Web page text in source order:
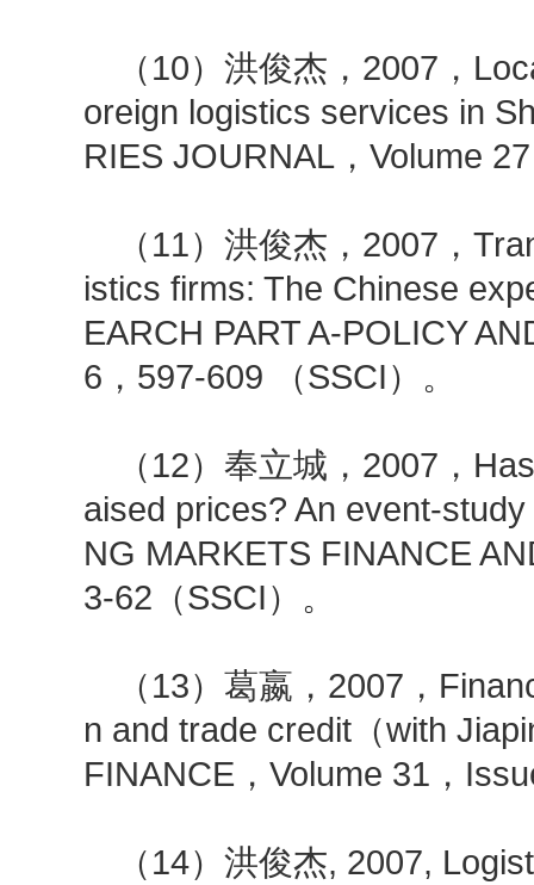
（10）洪俊杰，2007，
oreign logistics services in
RIES JOURNAL，Volume
（11）洪俊杰，2007，
istics firms: The Chinese
EARCH PART A-POLICY
6，597-609 （SSCI）。
（12）奉立城，2007，
aised prices? An event-
NG MARKETS FINANCE
3-62（SSCI）。
（13）葛嬴，2007，
n and trade credit（with
FINANCE，Volume 31，
（14）洪俊杰, 2007,